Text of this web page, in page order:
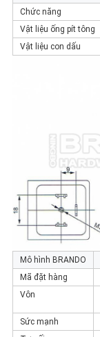
Chức năng
Vật liệu ống pít tông
Vật liệu con dấu
Mô hình BRANDO
Mã đặt hàng
Vôn
Sức mạnh